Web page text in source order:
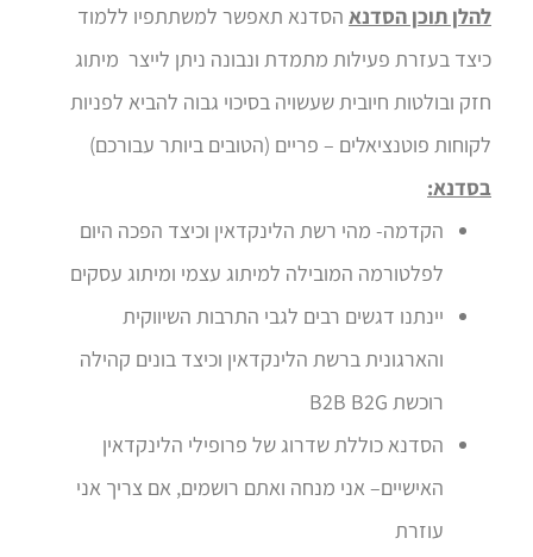
להלן תוכן הסדנא הסדנא תאפשר למשתתפיו ללמוד
כיצד בעזרת פעילות מתמדת ונבונה ניתן לייצר מיתוג
חזק ובולטות חיובית שעשויה בסיכוי גבוה להביא לפניות
לקוחות פוטנציאלים – פריים (הטובים ביותר עבורכם)
בסדנא:
הקדמה- מהי רשת הלינקדאין וכיצד הפכה היום
לפלטורמה המובילה למיתוג עצמי ומיתוג עסקים
יינתנו דגשים רבים לגבי התרבות השיווקית
והארגונית ברשת הלינקדאין וכיצד בונים קהילה
רוכשת B2B B2G
הסדנא כוללת שדרוג של פרופילי הלינקדאין
האישיים– אני מנחה ואתם רושמים, אם צריך אני
עוזרת